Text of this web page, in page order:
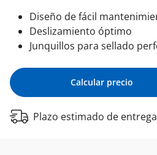
Diseño de fácil
Deslizamiento óptimo
Junquillos para sellado
Calcular precio
Plazo estimado de